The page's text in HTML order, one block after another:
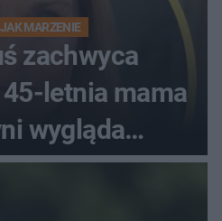
MARZENIE
zachwyca
letnia mama
wygląda